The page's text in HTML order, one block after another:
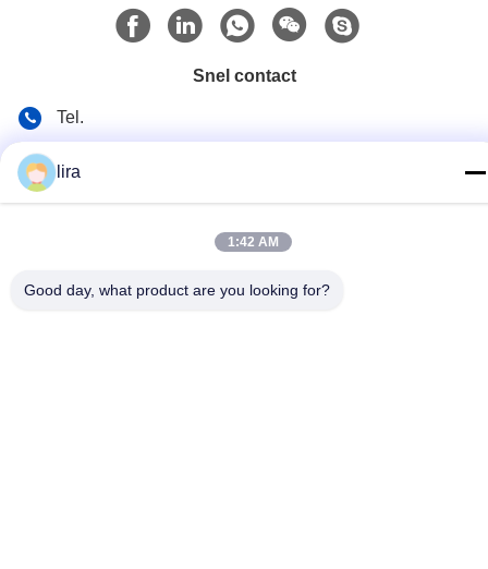
Snel contact
Tel.
No.102, Yungu-Road, Zhutang-Stad, Jiangyin-Stad,
lira
1:42 AM
Good day, what product are you looking for?